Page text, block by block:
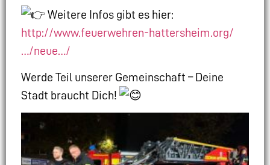
Weitere Infos gibt es hier:
http://www.feuerwehren-hattersheim.org/
…/neue…/
Werde Teil unserer Gemeinschaft – Deine
Stadt braucht Dich!